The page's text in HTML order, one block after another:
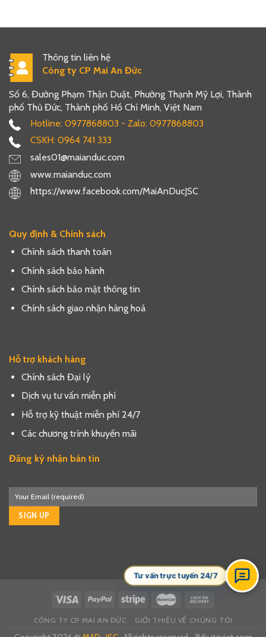
Thông tin liên hệ
Công ty CP Mai An Đức
Số 6, Đường Phạm Thận Duật, Phường Thạnh Mỹ Lợi, Thành
phố Thủ Đức, Thành phố Hồ Chí Minh, Việt Nam
Hotline: 0977868803 - Zalo: 0977868803
CSKH: 0964 741 333
sales01@maianduc.com
www.maianduc.com
https://www.facebook.com/MaiAnDucJSC
Quy định & Chính sách
Chính sách thanh toán
Chính sách bảo hành
Chính sách bảo mật thông tin
Chính sách giao nhận hàng hoá
Hỗ trợ khách hàng
Chính sách Đại lý
Dịch vụ tư vấn miễn phí
Hỗ trợ kỹ thuật miễn phí 24/7
Các chương trình khuyến mãi
Đăng ký nhận bản tin
CÔNG TY CP MAI AN ĐỨC GIỚI THIỆU VỀ CHÚNG TÔI
Tư vấn trực tuyến 24/7